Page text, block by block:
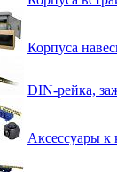
Корпуса
DIN-рейка,
Аксессуары к